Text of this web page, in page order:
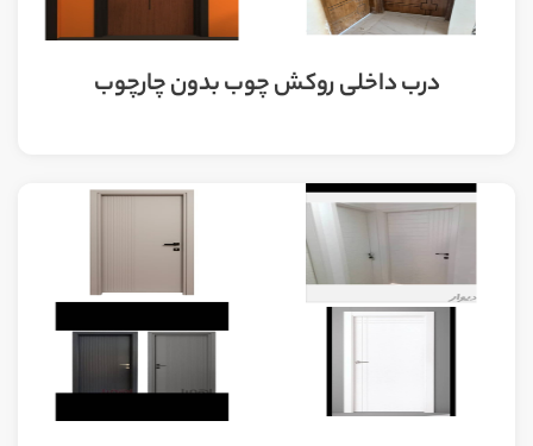
درب داخلی روکش چوب بدون چارچوب